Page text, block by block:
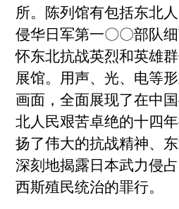
所。陈列馆有包括东北
侵华日军第一〇〇部队
怀东北抗战英烈和英雄
展馆。用声、光、电等
画面，全面展现了在中
北人民艰苦卓绝的十四
扬了伟大的抗战精神、
深刻地揭露日本武力侵
西斯殖民统治的罪行。